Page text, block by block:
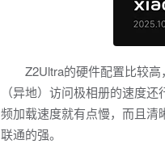
Z2Ultra的硬件配置比较高
（异地）访问极相册的速度
频加载速度就有点慢，而且
联通的强。